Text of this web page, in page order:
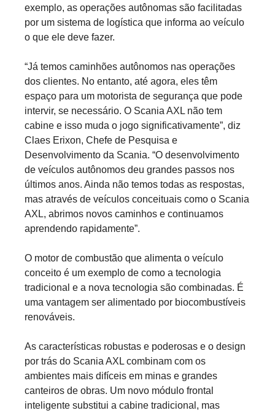
exemplo, as operações autônomas são facilitadas
por um sistema de logística que informa ao veículo
o que ele deve fazer.
“Já temos caminhões autônomos nas operações
dos clientes. No entanto, até agora, eles têm
espaço para um motorista de segurança que pode
intervir, se necessário. O Scania AXL não tem
cabine e isso muda o jogo significativamente”, diz
Claes Erixon, Chefe de Pesquisa e
Desenvolvimento da Scania. “O desenvolvimento
de veículos autônomos deu grandes passos nos
últimos anos. Ainda não temos todas as respostas,
mas através de veículos conceituais como o Scania
AXL, abrimos novos caminhos e continuamos
aprendendo rapidamente”.
O motor de combustão que alimenta o veículo
conceito é um exemplo de como a tecnologia
tradicional e a nova tecnologia são combinadas. É
uma vantagem ser alimentado por biocombustíveis
renováveis.
As características robustas e poderosas e o design
por trás do Scania AXL combinam com os
ambientes mais difíceis em minas e grandes
canteiros de obras. Um novo módulo frontal
inteligente substitui a cabine tradicional, mas